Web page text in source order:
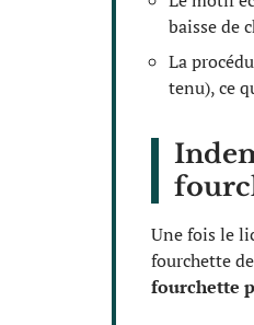
baisse de
La
tenu), ce
Une fois le
fourchette
fourchette